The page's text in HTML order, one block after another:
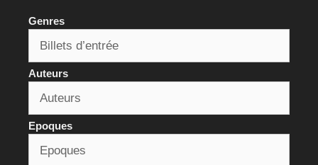
Genres
Auteurs
Epoques